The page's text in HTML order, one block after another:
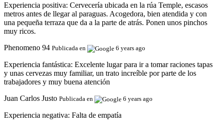
Experiencia positiva: Cervecería ubicada en la rúa Temple, escasos
metros antes de llegar al paraguas. Acogedora, bien atendida y con
una pequeña terraza que da a la parte de atrás. Ponen unos pinchos
muy ricos.
Phenomeno 94 Publicada en 6 years ago
Experiencia fantástica: Excelente lugar para ir a tomar raciones tapas
y unas cervezas muy familiar, un trato increíble por parte de los
trabajadores y muy buena atención
Juan Carlos Justo Publicada en 6 years ago
Experiencia negativa: Falta de empatía